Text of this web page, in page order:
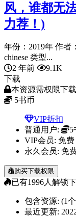
风，谁都无
力荐！)
年份：2019年 作者
chinese 类型...
2 年前
9.1K
下载
本资源需权限下载
5书币
VIP折扣
普通用户:
5
VIP会员: 免费
永久会员: 免
购买下载权限
已有1996人解锁
包含资源: (1
最近更新: